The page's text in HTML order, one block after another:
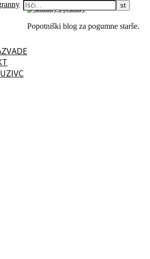
Popotniški blog za pogumne starše.